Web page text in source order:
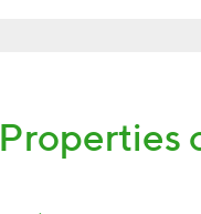
Properties